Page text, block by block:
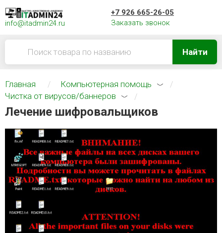
info@itadmin24.ru
+7 926 665-26-05
Заказать звонок
Найти
Главная
Компьютерная помощь
Чистка от вирусов/баннеров
Лечение шифровальщиков